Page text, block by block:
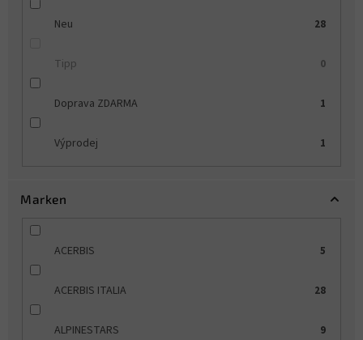
Neu 28
Tipp 0
Doprava ZDARMA 1
Výprodej 1
Marken
ACERBIS 5
ACERBIS ITALIA 28
ALPINESTARS 9